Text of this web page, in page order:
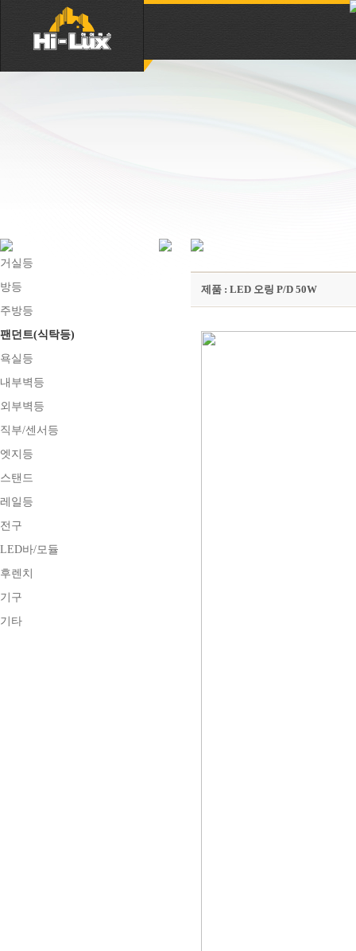
거실등
방등
주방등
팬던트(식탁등)
욕실등
내부벽등
외부벽등
직부/센서등
엣지등
스탠드
레일등
전구
LED바/모듈
후렌치
기구
기타
제품 : LED 오링 P/D 50W